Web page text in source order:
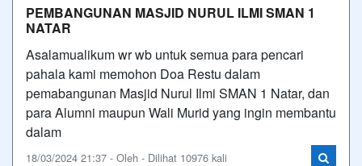
PEMBANGUNAN MASJID NURUL ILMI SMAN 1
NATAR
Asalamualikum wr wb untuk semua para pencari
pahala kami memohon Doa Restu dalam
pemabangunan Masjid Nurul Ilmi SMAN 1 Natar, dan
para Alumni maupun Wali Murid yang ingin membantu
dalam
18/03/2024 21:37 - Oleh - Dilihat 10976 kali